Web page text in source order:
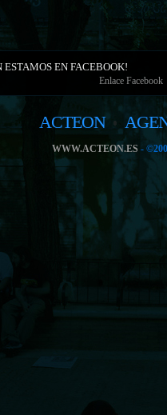
ESTAMOS EN FACEBOOK!
Enlace Facebook
ACTEON
WWW.ACTEON.ES -